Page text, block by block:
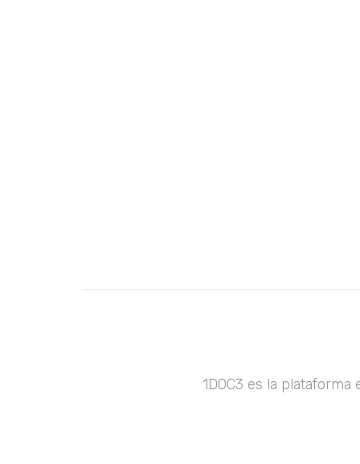
1DOC3 es la